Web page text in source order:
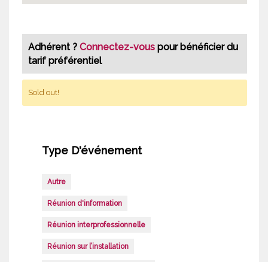
Adhérent ? Connectez-vous pour bénéficier du
tarif préférentiel
Sold out!
Type D'événement
Autre
Réunion d'information
Réunion interprofessionnelle
Réunion sur l’installation